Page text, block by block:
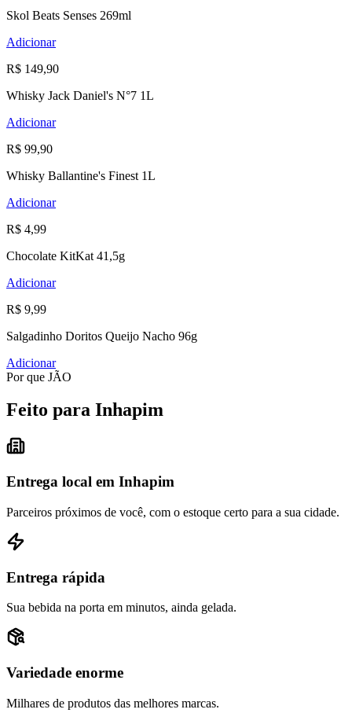
Skol Beats Senses 269ml
Adicionar
R$ 149,90
Whisky Jack Daniel's N°7 1L
Adicionar
R$ 99,90
Whisky Ballantine's Finest 1L
Adicionar
R$ 4,99
Chocolate KitKat 41,5g
Adicionar
R$ 9,99
Salgadinho Doritos Queijo Nacho 96g
Adicionar
Por que JÃO
Feito para Inhapim
Entrega local em Inhapim
Parceiros próximos de você, com o estoque certo para a sua cidade.
Entrega rápida
Sua bebida na porta em minutos, ainda gelada.
Variedade enorme
Milhares de produtos das melhores marcas.